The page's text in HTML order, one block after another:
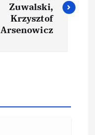
Zuwalski,
Krzysztof
Arsenowicz